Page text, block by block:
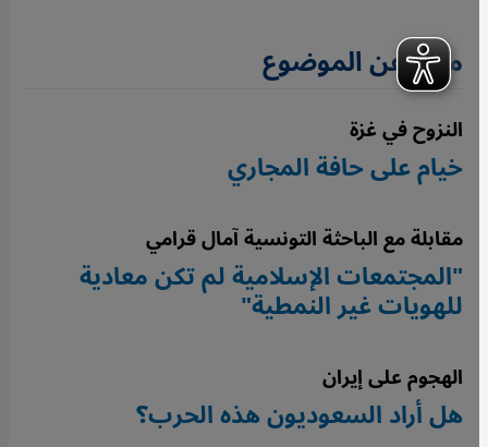
مزيد عن الموضوع
النزوح في غزة
خيام على حافة المجاري
مقابلة مع الباحثة التونسية آمال قرامي
"المجتمعات الإسلامية لم تكن معادية
للهويات غير النمطية"
الهجوم على إيران
هل أراد السعوديون هذه الحرب؟